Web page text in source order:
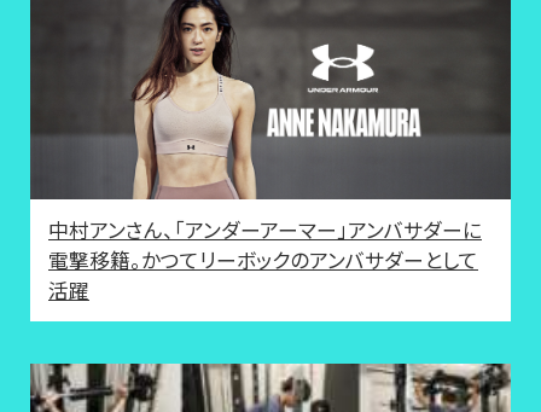
中村アンさん、「アンダーアーマー」アンバサダーに
電撃移籍。かつてリーボックのアンバサダーとして
活躍